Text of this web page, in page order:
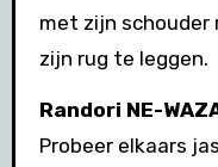
met zijn schouder
zijn rug te leggen.
Randori NE-
Probeer elkaars